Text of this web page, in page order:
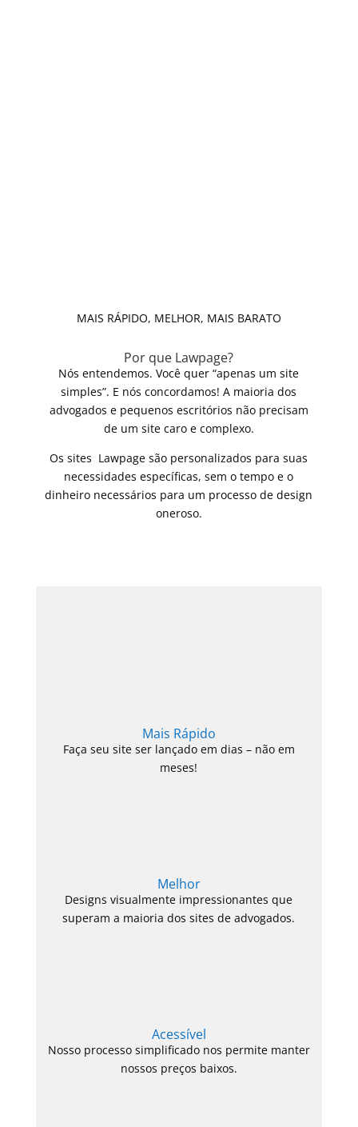
MAIS RÁPIDO, MELHOR, MAIS BARATO
Por que Lawpage?
Nós entendemos. Você quer “apenas um site
simples”. E nós concordamos! A maioria dos
advogados e pequenos escritórios não precisam
de um site caro e complexo.
Os sites Lawpage são personalizados para suas
necessidades específicas, sem o tempo e o
dinheiro necessários para um processo de design
oneroso.
Mais Rápido
Faça seu site ser lançado em dias – não em
meses!
Melhor
Designs visualmente impressionantes que
superam a maioria dos sites de advogados.
Acessível
Nosso processo simplificado nos permite manter
nossos preços baixos.